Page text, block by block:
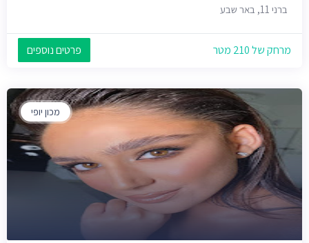
ברני 11, באר שבע
מרחק של 210 מטר פרטים נוספים
מכון יופי